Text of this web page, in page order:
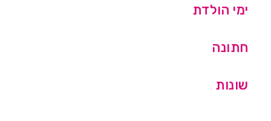
ימי הולדת
חתונה
שונות